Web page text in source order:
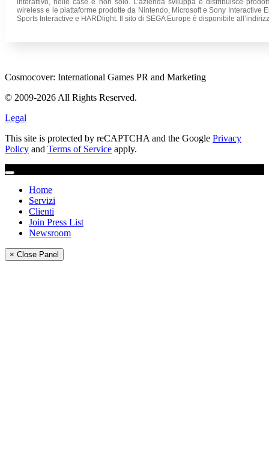
interattivo, nelle case e non solo. L’azienda sviluppa e distribuisce
wireless e le piattaforme prodotte da Nintendo, Microsoft e Sony Interactive
Sports Interactive e HARDlight. Il sito di SEGA Europe è disponibile
Cosmocover: International Games PR and Marketing
© 2009-2026 All Rights Reserved.
Legal
This site is protected by reCAPTCHA and the Google Privacy
Policy and Terms of Service apply.
Home
Servizi
Clienti
Join Press List
Newsroom
× Close Panel